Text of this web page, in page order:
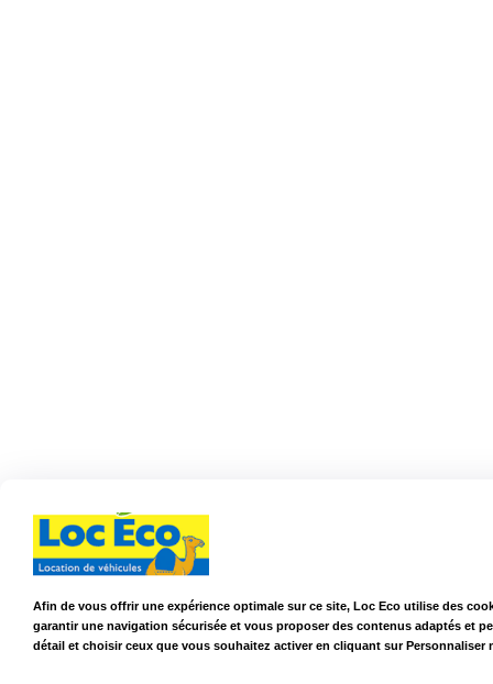
Afin de vous offrir une expérience optimale sur ce site, Loc Eco utilise des
garantir une navigation sécurisée et vous proposer des contenus adaptés et
détail et choisir ceux que vous souhaitez activer en cliquant sur Personnaliser